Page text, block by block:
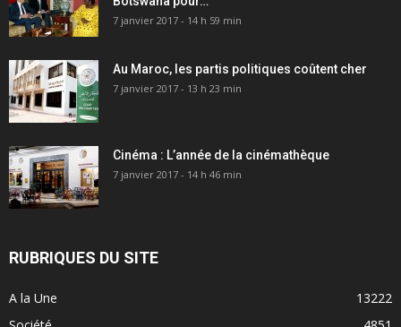
7 janvier 2017 - 14 h 59 min
Au Maroc, les partis politiques coûtent cher
7 janvier 2017 - 13 h 23 min
Cinéma : L’année de la cinémathèque
7 janvier 2017 - 14 h 46 min
RUBRIQUES DU SITE
A la Une
13222